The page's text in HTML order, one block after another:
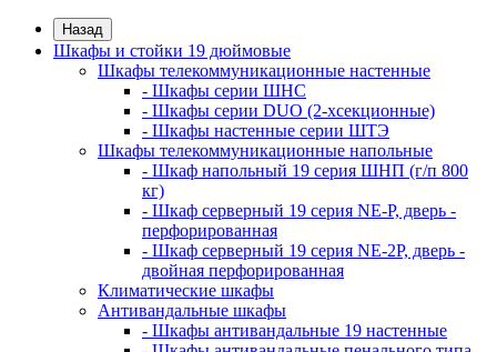
Назад
Шкафы и стойки 19 дюймовые
Шкафы телекоммуникационные настенные
- Шкафы серии ШНС
- Шкафы серии DUO (2-хсекционные)
- Шкафы настенные серии ШТЭ
Шкафы телекоммуникационные напольные
- Шкаф напольный 19 серия ШНП (г/п 800
кг)
- Шкаф серверный 19 серия NE-P, дверь -
перфорированная
- Шкаф серверный 19 серия NE-2P, дверь -
двойная перфорированная
Климатические шкафы
Антивандальные шкафы
- Шкафы антивандальные 19 настенные